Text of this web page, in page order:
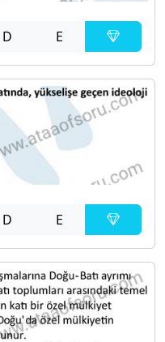
D E
D E